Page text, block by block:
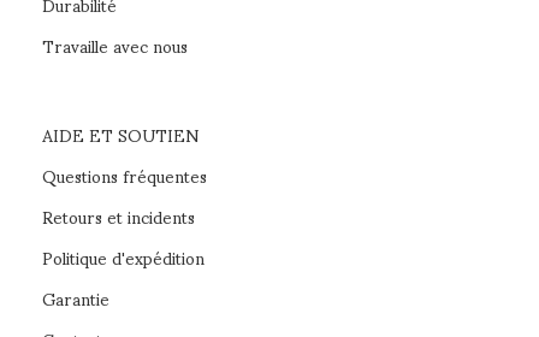
Travaille avec nous
AIDE ET SOUTIEN
Questions fréquentes
Retours et incidents
Politique d'expédition
Garantie